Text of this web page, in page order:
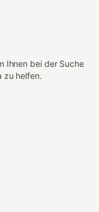
Ihnen bei der Suche
zu helfen.